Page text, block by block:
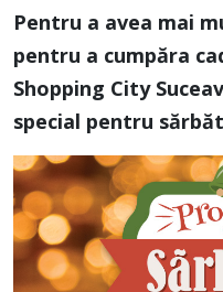
Pentru a avea mai
pentru a cumpăra
Shopping City
special pentru